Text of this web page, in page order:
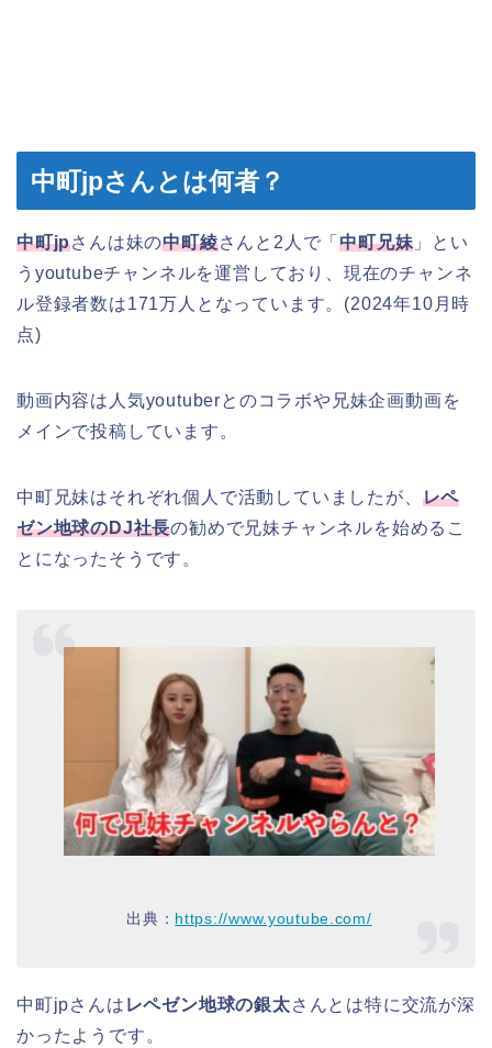
中町jpさんとは何者？
中町jpさんは妹の中町綾さんと2人で「中町兄妹 」とい
うyoutubeチャンネルを運営しており、現在のチャンネ
ル登録者数は171万人となっています。(2024年10月時
点)
動画内容は人気youtuberとのコラボや兄妹企画動画を
メインで投稿しています。
中町兄妹はそれぞれ個人で活動していましたが、 レペ
ゼン地球のDJ社長の勧めで兄妹チャンネルを始めるこ
とになったそうです。
出典： https://www.youtube.com/
中町jpさんは レペゼン地球の銀太さんとは特に交流が深
かったようです。